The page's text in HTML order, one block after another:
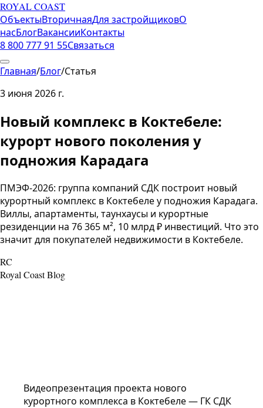
ROYAL COAST
ОбъектыВторичнаяДля застройщиковО
насБлогВакансииКонтакты
8 800 777 91 55Связаться
Главная/Блог/Статья
3 июня 2026 г.
Новый комплекс в Коктебеле:
курорт нового поколения у
подножия Карадага
ПМЭФ-2026: группа компаний СДК построит новый
курортный комплекс в Коктебеле у подножия Карадага.
Виллы, апартаменты, таунхаусы и курортные
резиденции на 76 365 м², 10 млрд ₽ инвестиций. Что это
значит для покупателей недвижимости в Коктебеле.
RC
Royal Coast Blog
Видеопрезентация проекта нового
курортного комплекса в Коктебеле — ГК СДК